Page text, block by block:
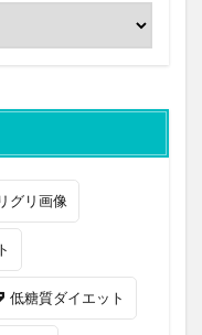
グリ画像
低糖質ダイエット